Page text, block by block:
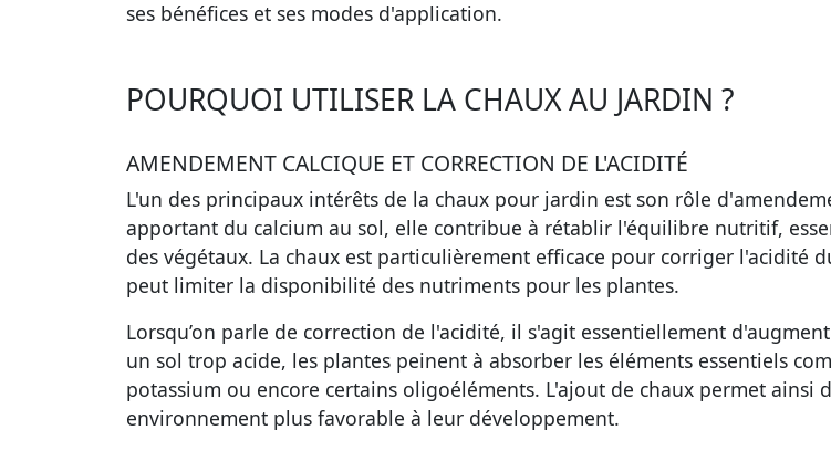
ses bénéfices et ses modes d'application.
POURQUOI UTILISER LA CHAUX AU JARDIN ?
AMENDEMENT CALCIQUE ET CORRECTION DE L'ACIDITÉ
L'un des principaux intérêts de la chaux pour jardin est son rôle d'
apportant du calcium au sol, elle contribue à rétablir l'équilibre nutritif,
des végétaux. La chaux est particulièrement efficace pour corriger l'acidité
peut limiter la disponibilité des nutriments pour les plantes.
Lorsqu’on parle de correction de l'acidité, il s'agit essentiellement
un sol trop acide, les plantes peinent à absorber les éléments essentiels
potassium ou encore certains oligoéléments. L'ajout de chaux permet ainsi
environnement plus favorable à leur développement.